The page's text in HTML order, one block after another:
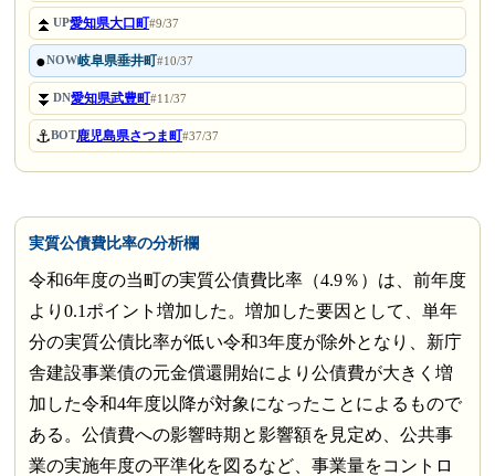
⏫UP愛知県大口町#9/37
●NOW岐阜県垂井町#10/37
⏬DN愛知県武豊町#11/37
⚓BOT鹿児島県さつま町#37/37
実質公債費比率の分析欄
令和6年度の当町の実質公債費比率（4.9％）は、前年度
より0.1ポイント増加した。増加した要因として、単年
分の実質公債比率が低い令和3年度が除外となり、新庁
舎建設事業債の元金償還開始により公債費が大きく増
加した令和4年度以降が対象になったことによるもので
ある。公債費への影響時期と影響額を見定め、公共事
業の実施年度の平準化を図るなど、事業量をコントロ